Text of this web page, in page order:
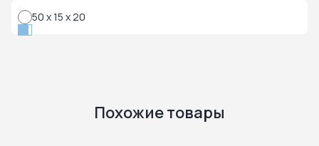
50 x 15 x 20
Похожие товары